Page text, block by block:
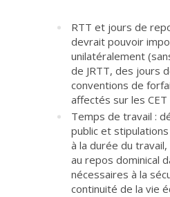
RTT et jours de
devrait pouvoir
unilatéralement
de JRTT, des jours
conventions de
affectés sur les CET
Temps de travail :
public et
à la durée du
au repos dominical
nécessaires à la
continuité de la vie